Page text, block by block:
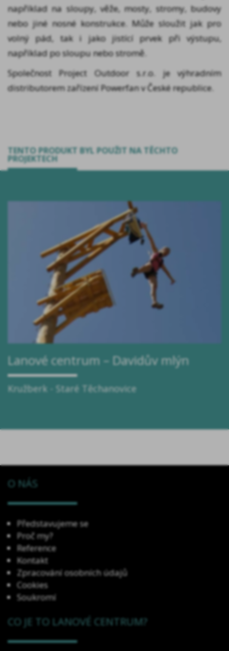
například na sloupy, věže, mosty, stromy, budovy
nebo jiné nosné konstrukce. Může sloužit jak pro
volný pád, tak i jako jistící prvek při výstupu,
například po sloupu nebo stromě.
Společnost Project Outdoor s.r.o. je výhradním
distributorem zařízení Powerfan v České republice.
TENTO PRODUKT BYL POUŽIT NA TĚCHTO
PROJEKTECH
Lanové centrum – Davidův mlýn
Kružberk - Staré Těchanovice
O NÁS
Představujeme se
Proč my?
Reference
Kontakt
Zpracování osobních údajů
Cookies
Soukromí
CO JE TO LANOVÉ CENTRUM?